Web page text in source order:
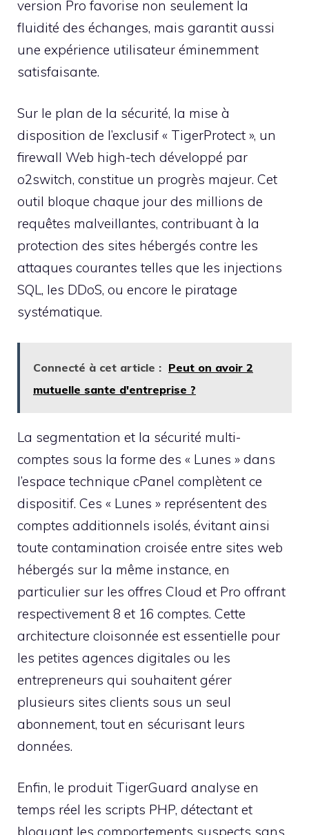
version Pro favorise non seulement la
fluidité des échanges, mais garantit aussi
une expérience utilisateur éminemment
satisfaisante.
Sur le plan de la sécurité, la mise à
disposition de l’exclusif « TigerProtect », un
firewall Web high-tech développé par
o2switch, constitue un progrès majeur. Cet
outil bloque chaque jour des millions de
requêtes malveillantes, contribuant à la
protection des sites hébergés contre les
attaques courantes telles que les injections
SQL, les DDoS, ou encore le piratage
systématique.
Connecté à cet article : Peut on avoir 2
mutuelle sante d'entreprise ?
La segmentation et la sécurité multi-
comptes sous la forme des « Lunes » dans
l’espace technique cPanel complètent ce
dispositif. Ces « Lunes » représentent des
comptes additionnels isolés, évitant ainsi
toute contamination croisée entre sites web
hébergés sur la même instance, en
particulier sur les offres Cloud et Pro offrant
respectivement 8 et 16 comptes. Cette
architecture cloisonnée est essentielle pour
les petites agences digitales ou les
entrepreneurs qui souhaitent gérer
plusieurs sites clients sous un seul
abonnement, tout en sécurisant leurs
données.
Enfin, le produit TigerGuard analyse en
temps réel les scripts PHP, détectant et
bloquant les comportements suspects sans